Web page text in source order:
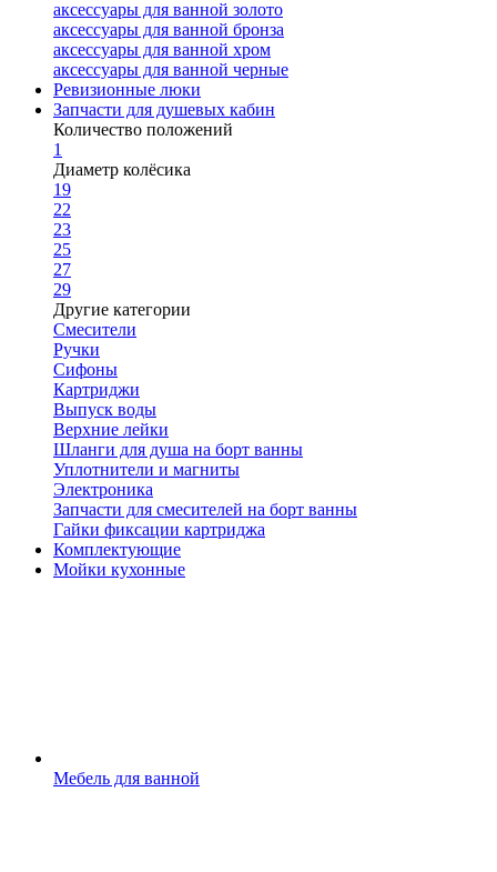
аксессуары для ванной золото
аксессуары для ванной бронза
аксессуары для ванной хром
аксессуары для ванной черные
Ревизионные люки
Запчасти для душевых кабин
Количество положений
1
Диаметр колёсика
19
22
23
25
27
29
Другие категории
Смесители
Ручки
Сифоны
Картриджи
Выпуск воды
Верхние лейки
Шланги для душа на борт ванны
Уплотнители и магниты
Электроника
Запчасти для смесителей на борт ванны
Гайки фиксации картриджа
Комплектующие
Мойки кухонные
Мебель для ванной